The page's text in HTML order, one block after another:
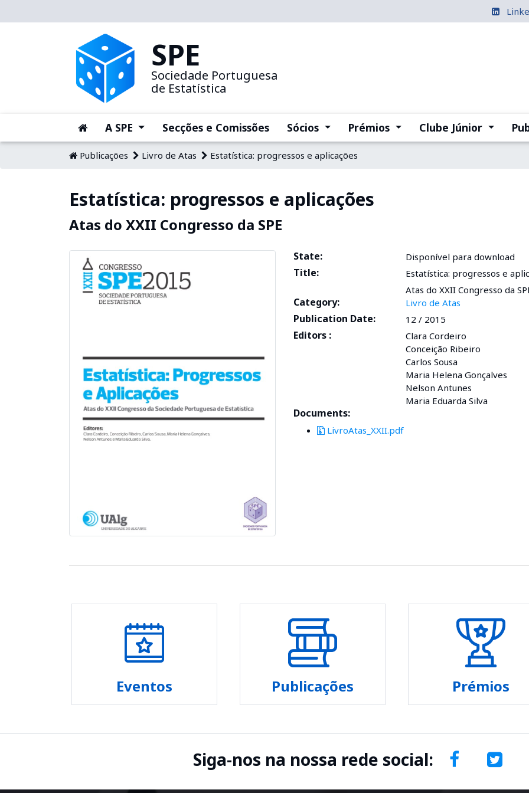
SPE
Sociedade Portuguesa
de Estatística
(current)
A SPE (current)Secções e Comissões Sócios (current)Prémios (current)Clube Júnior
Publicações Livro de Atas Estatística: progressos e aplicações
Estatística: progressos e aplicações
Atas do XXII Congresso da SPE
State: Disponível para download
Title:
Estatística: progressos e
Atas do XXII Congresso da
Category: Livro de Atas
Publication Date: 12 / 2015
Editors :
Clara Cordeiro
Conceição Ribeiro
Carlos Sousa
Maria Helena Gonçalves
Nelson Antunes
Maria Eduarda Silva
Documents:
LivroAtas_XXII.pdf
Eventos Publicações Prémios
Siga-nos na nossa rede social: